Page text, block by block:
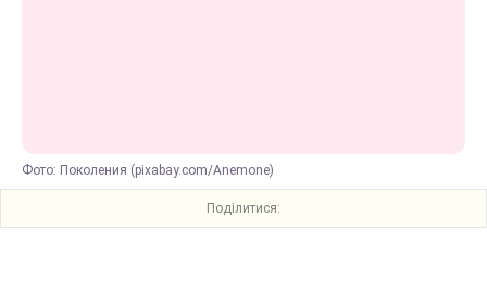
Фото: Поколения (pixabay.com/Anemone)
Поділитися: